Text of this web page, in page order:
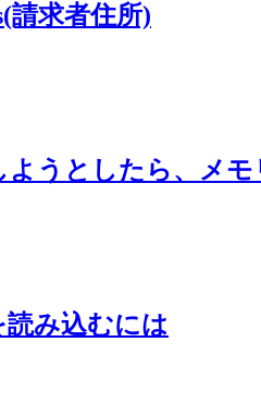
請求者住所)
ようとしたら、メ
み込むには